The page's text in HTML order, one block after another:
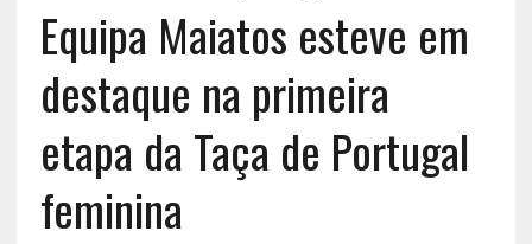
Equipa Maiatos esteve em
destaque na primeira
etapa da Taça de Portugal
feminina